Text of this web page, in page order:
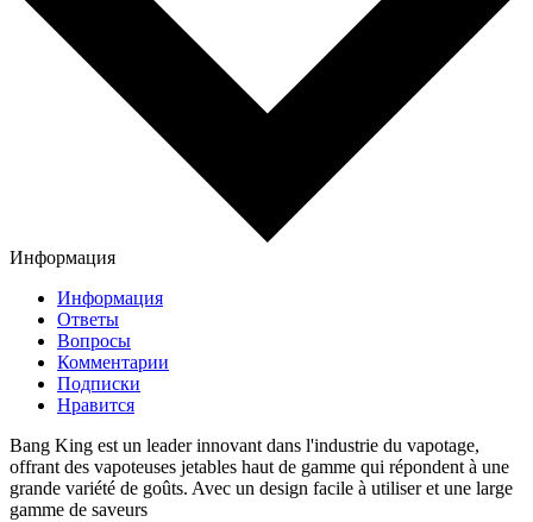
Информация
Информация
Ответы
Вопросы
Комментарии
Подписки
Нравится
Bang King est un leader innovant dans l'industrie du vapotage,
offrant des vapoteuses jetables haut de gamme qui répondent à une
grande variété de goûts. Avec un design facile à utiliser et une large
gamme de saveurs